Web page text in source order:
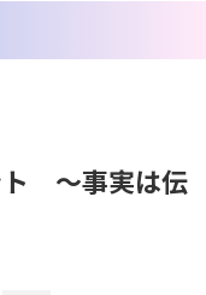
ト ～事実は伝